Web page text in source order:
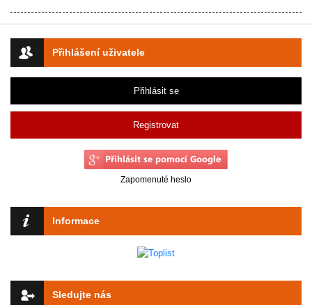
Přihlášení uživatele
Přihlásit se
Registrovat
Zapomenuté heslo
Informace
Sledujte nás